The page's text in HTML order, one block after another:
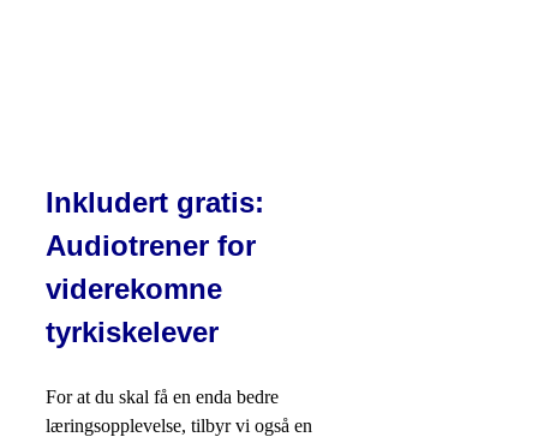
Inkludert gratis:
Audiotrener for
viderekomne
tyrkiskelever
For at du skal få en enda bedre
læringsopplevelse, tilbyr vi også en